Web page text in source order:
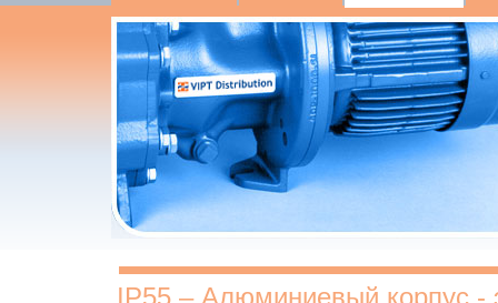
IP55 – Алюминиевый корпус -